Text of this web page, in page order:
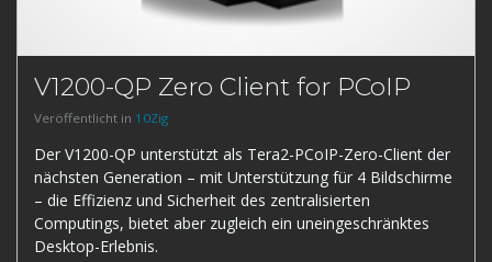
V1200-QP Zero Client for PCoIP
Veröffentlicht in 10Zig
Der V1200-QP unterstützt als Tera2-PCoIP-Zero-Client der
nächsten Generation – mit Unterstützung für 4 Bildschirme
– die Effizienz und Sicherheit des zentralisierten
Computings, bietet aber zugleich ein uneingeschränktes
Desktop-Erlebnis.